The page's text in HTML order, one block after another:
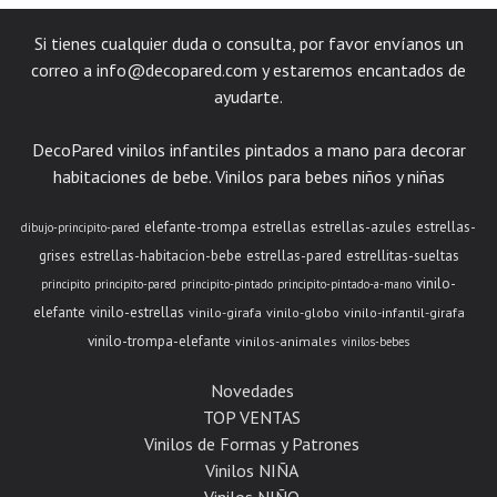
Si tienes cualquier duda o consulta, por favor envíanos un
correo a info@decopared.com y estaremos encantados de
ayudarte.
DecoPared vinilos infantiles pintados a mano para decorar
habitaciones de bebe. Vinilos para bebes niños y niñas
dibujo-principito-pared elefante-trompa estrellas estrellas-azules estrellas-
grises estrellas-habitacion-bebe estrellas-pared estrellitas-sueltas
principito principito-pared principito-pintado principito-pintado-a-mano vinilo-
elefante vinilo-estrellas vinilo-girafa vinilo-globo vinilo-infantil-girafa
vinilo-trompa-elefante vinilos-animales vinilos-bebes
Novedades
TOP VENTAS
Vinilos de Formas y Patrones
Vinilos NIÑA